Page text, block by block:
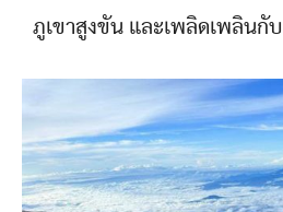
ภูเขาสูงขัน และเพลิดเพลินกั